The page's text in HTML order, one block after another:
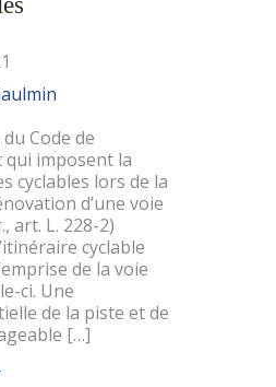
Code de
qui imposent la
cyclables lors de la
d’une voie
art. L. 228-2)
cyclable
de la voie
ci. Une
de la piste et de
[…]